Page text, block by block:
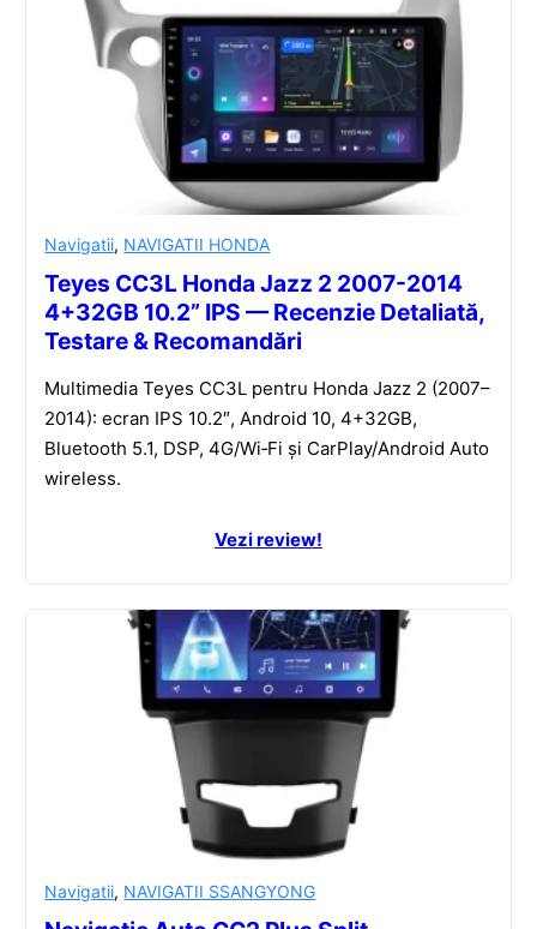
Navigatii, NAVIGATII HONDA
Teyes CC3L Honda Jazz 2 2007-2014
4+32GB 10.2” IPS — Recenzie Detaliată,
Testare & Recomandări
Multimedia Teyes CC3L pentru Honda Jazz 2 (2007–
2014): ecran IPS 10.2″, Android 10, 4+32GB,
Bluetooth 5.1, DSP, 4G/Wi‑Fi și CarPlay/Android Auto
wireless.
Vezi review!
Navigatii, NAVIGATII SSANGYONG